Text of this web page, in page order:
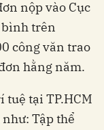
nộp vào Cục
bình trên
công văn trao
hằng năm.
tuệ tại TP.HCM
Tập thể